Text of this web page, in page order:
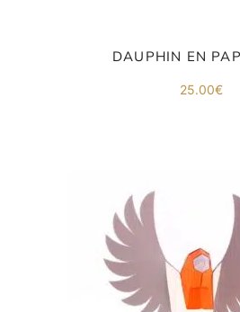
DAUPHIN EN
25.00€